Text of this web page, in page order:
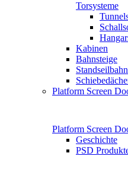
Torsysteme
Kabinen
Bahnsteige
Platform Screen
Platform Screen
Geschichte
PSD